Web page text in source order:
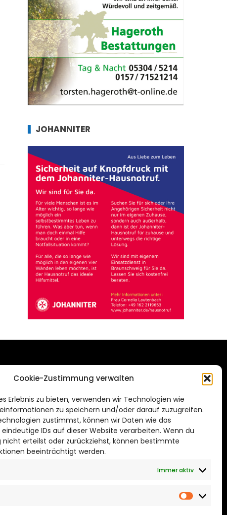
Cookie-Zustimmung verwalten
Erlebnis zu bieten, verwenden wir Technologien wie
zu speichern und/oder darauf zuzugreifen.
zustimmst, können wir Daten wie das
IDs auf dieser Website verarbeiten. Wenn du
erteilst oder zurückziehst, können bestimmte
beeinträchtigt werden.
Immer aktiv
JOHANNITER
DAS STADTMAGAZIN
FÜR BRAUNSCHWEIG
Impressum
Datenschutzerklärung
Cookie Richtlinie
CITYLIFE! BEI FACEBOOK